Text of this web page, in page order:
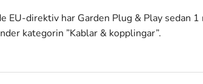
EU-direktiv har Garden Plug & Play
kategorin ”Kablar & kopplingar”.